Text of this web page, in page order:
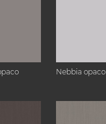
Nebbia opaco